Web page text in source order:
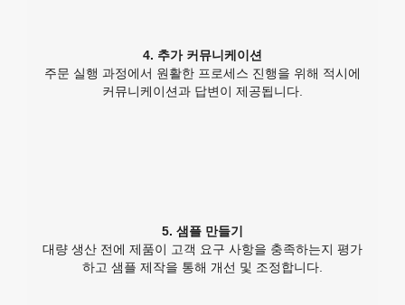
4. 추가 커뮤니케이션
주문 실행 과정에서 원활한 프로세스 진행을 위해 적시에
커뮤니케이션과 답변이 제공됩니다.
5. 샘플 만들기
대량 생산 전에 제품이 고객 요구 사항을 충족하는지 평가
하고 샘플 제작을 통해 개선 및 조정합니다.